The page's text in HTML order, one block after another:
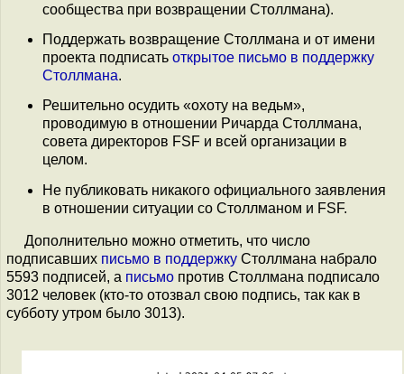
сообщества при возвращении Столлмана).
Поддержать возвращение Столлмана и от имени
проекта подписать открытое письмо в поддержку
Столлмана.
Решительно осудить «охоту на ведьм»,
проводимую в отношении Ричарда Столлмана,
совета директоров FSF и всей организации в
целом.
Не публиковать никакого официального заявления
в отношении ситуации со Столлманом и FSF.
Дополнительно можно отметить, что число
подписавших письмо в поддержку Столлмана набрало
5593 подписей, а письмо против Столлмана подписало
3012 человек (кто-то отозвал свою подпись, так как в
субботу утром было 3013).